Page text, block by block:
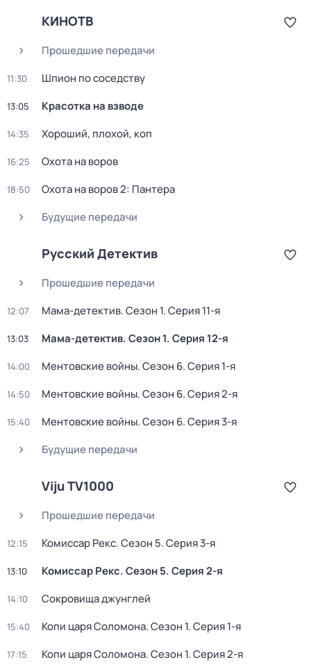
КИНОТВ
Прошедшие передачи
11:30 Шпион по соседству
13:05 Красотка на взводе
14:35 Хороший, плохой, коп
16:25 Охота на воров
18:50
Охота на воров 2: Пантера
Будущие передачи
Русский Детектив
Прошедшие передачи
12:07 Мама-детектив. Сезон 1. Серия 11-я
13:03 Мама-детектив. Сезон 1. Серия 12-я
14:00 Ментовские войны. Сезон 6. Серия 1-я
14:50 Ментовские войны. Сезон 6. Серия 2-я
15:40 Ментовские войны. Сезон 6. Серия 3-я
Будущие передачи
Viju TV1000
Прошедшие передачи
12:15 Комиссар Рекс. Сезон 5. Серия 3-я
13:10 Комиссар Рекс. Сезон 5. Серия 2-я
14:10 Сокровища джунглей
15:40 Копи царя Соломона. Сезон 1. Серия 1-я
17:15 Копи царя Соломона. Сезон 1. Серия 2-я